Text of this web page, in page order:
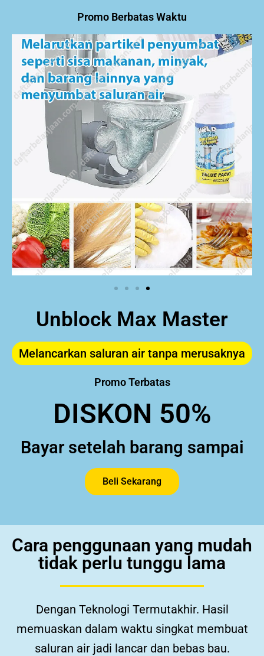
Promo Berbatas Waktu
Unblock Max Master
Melancarkan saluran air tanpa merusaknya
Promo Terbatas
DISKON 50%
Bayar setelah barang sampai
Beli Sekarang
Cara penggunaan yang mudah
tidak perlu tunggu lama
Dengan Teknologi Termutakhir. Hasil
memuaskan dalam waktu singkat membuat
saluran air jadi lancar dan bebas bau.